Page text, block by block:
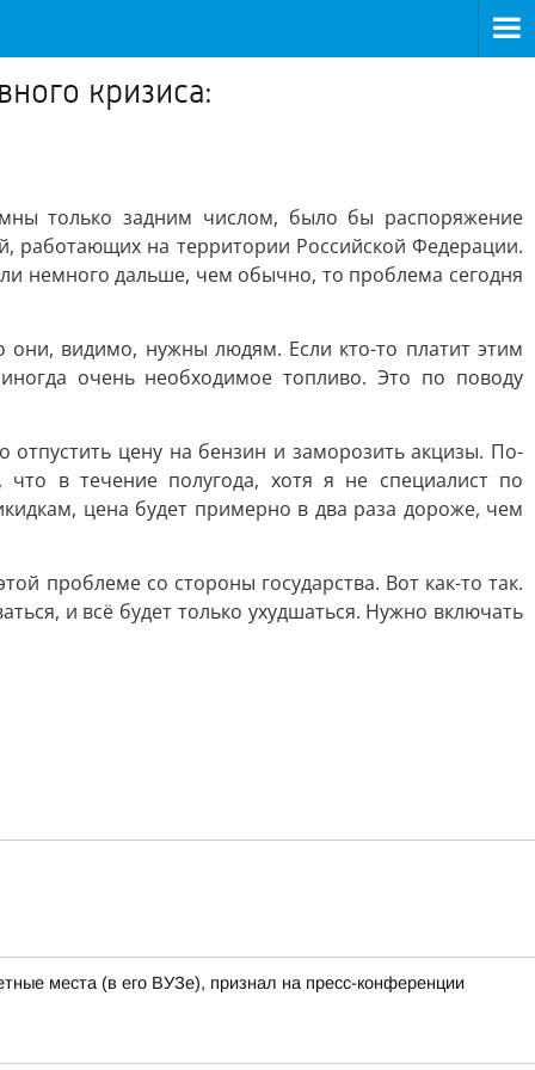
кризиса:
только задним числом, было бы распоряжение
работающих на территории Российской Федерации.
немного дальше, чем обычно, то проблема сегодня
они, видимо, нужны людям. Если кто-то платит этим
очень необходимое топливо. Это по поводу
цену на бензин и заморозить акцизы. По-
в течение полугода, хотя я не специалист по
цена будет примерно в два раза дороже, чем
проблеме со стороны государства. Вот как-то так.
и всё будет только ухудшаться. Нужно включать
места (в его ВУЗе), признал на пресс-конференции